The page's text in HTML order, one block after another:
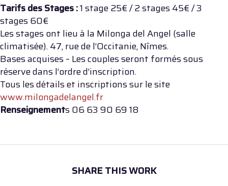
Tarifs des Stages :1 stage 25€ / 2 stages 45€ / 3
stages 60€
Les stages ont lieu à la Milonga del Angel (salle
climatisée). 47, rue de l’Occitanie, Nîmes.
Bases acquises – Les couples seront formés sous
réserve dans l’ordre d’inscription.
Tous les détails et inscriptions sur le site
www.milongadelangel.fr
Renseignements 06 63 90 69 18
SHARE THIS WORK